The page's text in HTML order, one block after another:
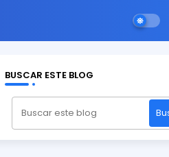
BUSCAR ESTE BLOG